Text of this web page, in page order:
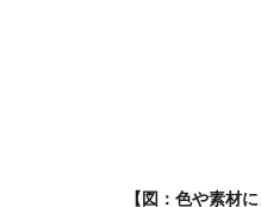
【図：色や素材